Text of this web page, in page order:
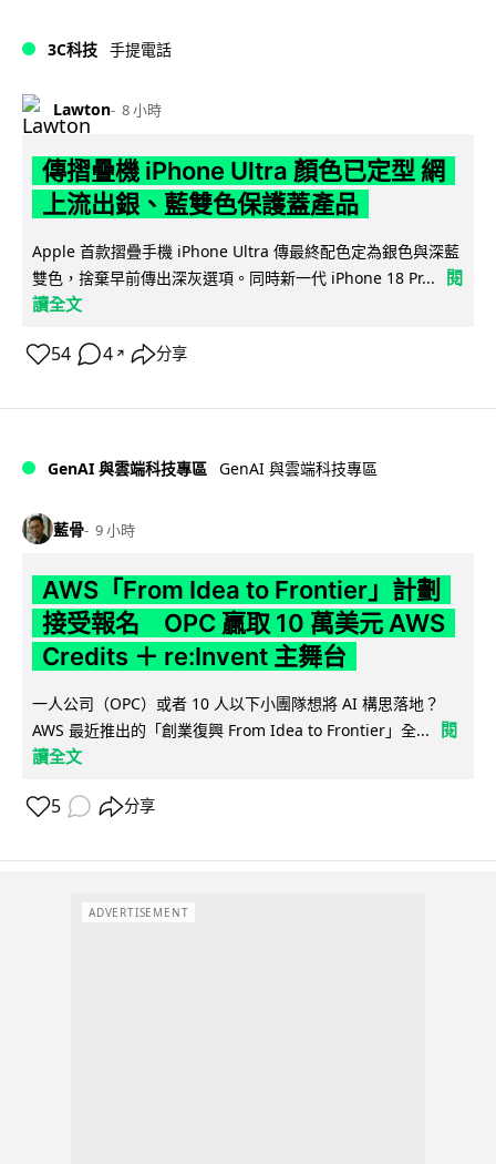
3C科技 手提電話
Lawton 8 小時
傳摺疊機 iPhone Ultra 顏色已定型 網
上流出銀、藍雙色保護蓋產品
Apple 首款摺疊手機 iPhone Ultra 傳最終配色定為銀色與深藍
雙色，捨棄早前傳出深灰選項。同時新一代 iPhone 18 Pr...
閱
讀全文
54 4 ↗ 分享
GenAI 與雲端科技專區 GenAI 與雲端科技專區
藍骨 9 小時
AWS「From Idea to Frontier」計劃
接受報名 OPC 贏取 10 萬美元 AWS
Credits ＋ re:Invent 主舞台
一人公司（OPC）或者 10 人以下小團隊想將 AI 構思落地？
AWS 最近推出的「創業復興 From Idea to Frontier」全...
閱
讀全文
5 分享
ADVERTISEMENT